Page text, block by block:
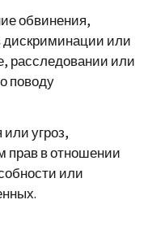
обвинения,
дискриминации или
расследовании или
поводу
угроз,
прав в отношении
или